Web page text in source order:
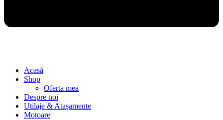
Acasă
Shop
Oferta mea
Despre noi
Utilaje & Atașamente
Motoare